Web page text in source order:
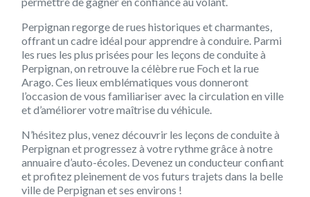
Perpignan regorge de rues historiques et charmantes,
offrant un cadre idéal pour apprendre à conduire. Parmi
les rues les plus prisées pour les leçons de conduite à
Perpignan, on retrouve la célèbre rue Foch et la rue
Arago. Ces lieux emblématiques vous donneront
l’occasion de vous familiariser avec la circulation en ville
et d’améliorer votre maîtrise du véhicule.
N’hésitez plus, venez découvrir les leçons de conduite à
Perpignan et progressez à votre rythme grâce à notre
annuaire d’auto-écoles. Devenez un conducteur confiant
et profitez pleinement de vos futurs trajets dans la belle
ville de Perpignan et ses environs !